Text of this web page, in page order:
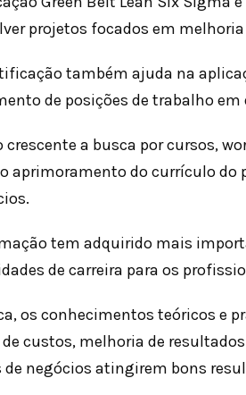
projetos focados ​​em
também ajuda na
de posições de trabalho
crescente a busca por cursos,
aprimoramento do currículo do
tem adquirido mais
de carreira para os
os conhecimentos teóricos e
custos, melhoria de
de negócios atingirem bons